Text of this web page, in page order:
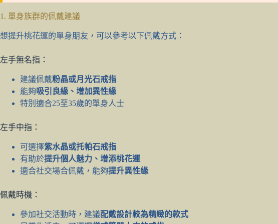
1. 單身族群的佩戴建議
想提升桃花運的單身朋友，可以參考以下佩戴方式：
左手無名指：
建議佩戴粉晶或月光石戒指
能夠吸引良緣、增加異性緣
特別適合25至35歲的單身人士
左手中指：
可選擇紫水晶或托帕石戒指
有助於提升個人魅力、增添桃花運
適合社交場合佩戴，能夠提升異性緣
佩戴時機：
參加社交活動時，建議配戴設計較為精緻的款式